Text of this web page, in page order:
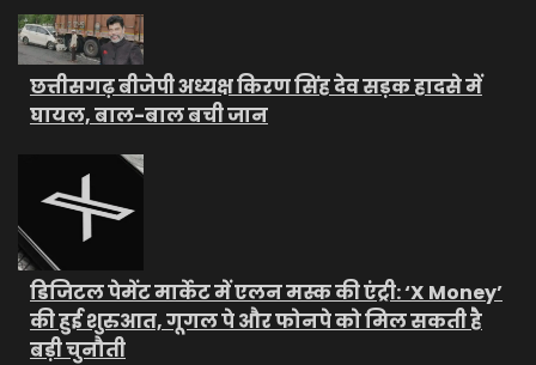
छत्तीसगढ़ बीजेपी अध्यक्ष किरण सिंह देव सड़क हादसे में
घायल, बाल-बाल बची जान
डिजिटल पेमेंट मार्केट में एलन मस्क की एंट्री: ‘X Money’
की हुई शुरुआत, गूगल पे और फोनपे को मिल सकती है
बड़ी चुनौती